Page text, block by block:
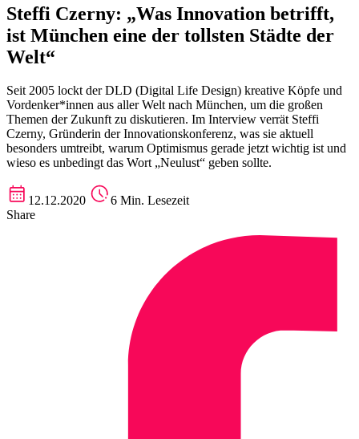
Steffi Czerny: „Was Innovation betrifft,
ist München eine der tollsten Städte der
Welt“
Seit 2005 lockt der DLD (Digital Life Design) kreative Köpfe und
Vordenker*innen aus aller Welt nach München, um die großen
Themen der Zukunft zu diskutieren. Im Interview verrät Steffi
Czerny, Gründerin der Innovationskonferenz, was sie aktuell
besonders umtreibt, warum Optimismus gerade jetzt wichtig ist und
wieso es unbedingt das Wort „Neulust“ geben sollte.
12.12.2020
6 Min. Lesezeit
Share